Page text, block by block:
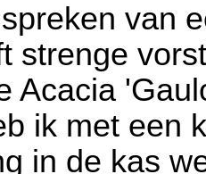
van
strenge
Acacia
ik met een
in de kas